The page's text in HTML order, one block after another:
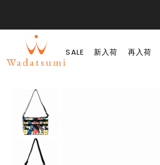
SALE 新入荷 再入荷